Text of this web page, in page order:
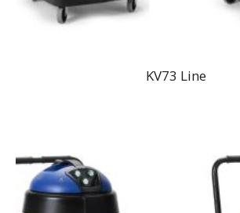
KV73 Line